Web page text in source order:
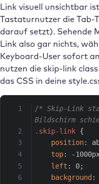
Link visuell unsichtbar
Tastaturnutzer die Tab-
darauf setzt). Sehende
Link also gar nichts,
Keyboard-User sofort
nutzen die skip-link
das CSS in deine
/* Skip-Link
Bildschirm
.skip-link {
position:
top: -
left : 0;
background :